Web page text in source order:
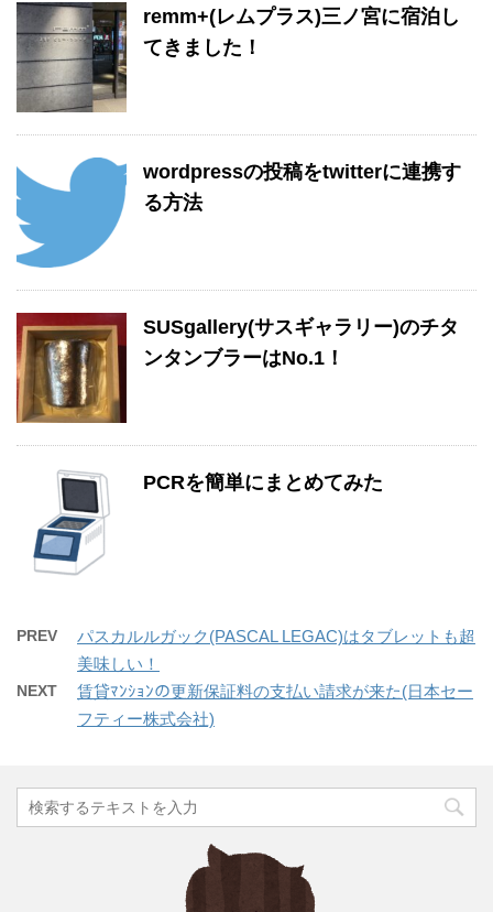
remm+(レムプラス)三ノ宮に宿泊し
てきました！
wordpressの投稿をtwitterに連携す
る方法
SUSgallery(サスギャラリー)のチタ
ンタンブラーはNo.1！
PCRを簡単にまとめてみた
PREV
パスカルルガック(PASCAL LEGAC)はタブレットも超
美味しい！
NEXT
賃貸ﾏﾝｼｮﾝの更新保証料の支払い請求が来た(日本セー
フティー株式会社)